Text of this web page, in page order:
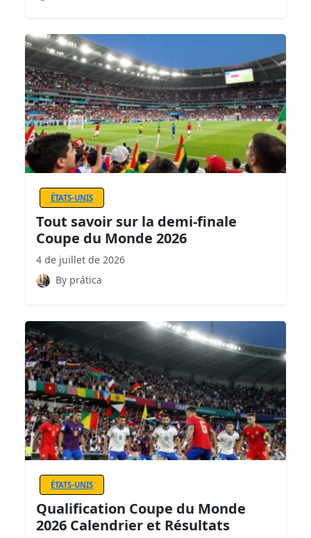
ÉTATS-UNIS
Tout savoir sur la demi-finale
Coupe du Monde 2026
4 de juillet de 2026
By prática
ÉTATS-UNIS
Qualification Coupe du Monde
2026 Calendrier et Résultats